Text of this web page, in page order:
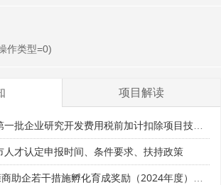
作类型=0)
项目解读
研究开发费用税前加计扣除项目技术鉴定申报时间、条件要求
人才认定申报时间、条件要求、扶持政策
措施孵化育成奖励（2024年度）申报时间、条件要求、补助奖励